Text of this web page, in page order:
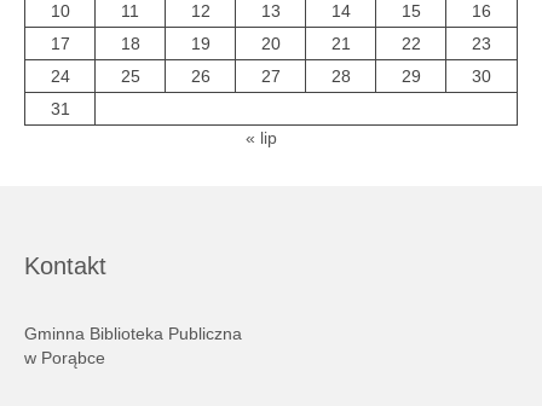
Dane kontaktowe
Nota prawna
10
11 12 13 14 15
16
17
18 19 20 21 22
23
24
25 26 27 28 29
30
31
« lip
Kontakt
Gminna Biblioteka Publiczna
w Porąbce